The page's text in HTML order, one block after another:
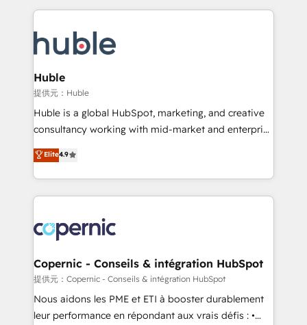
new HubSpot portal with Advanced Website and
CRM Migrations using our in-house "HubScrub" Tool.
entirely around coaching and training. That means
skills, processes, and internal team you need to
attract the right buyers, close deals faster, and grow
without outside dependencies. You’ll learn how to: •
Set up, audit, and organize your HubSpot portal •
Get your sales team fully using HubSpot • Track
pipeline and revenue across the entire buyer journey
growth • Create content and videos that attract
buyers • Use AI to scale smarter Our coaching-led
lasts. So if you're ready to become the most trusted
voice in your market, let’s talk.
Huble
提供元：Huble
Huble is a global HubSpot, marketing, and creative
consultancy working with mid-market and enterprise
businesses. We go beyond implementation, shaping
the strategy, processes, and teams that turn
HubSpot into a genuine growth engine. Named
HubSpot's Global Partner of the Year in 2024,
worldwide, and with over 15 years in the ecosystem,
Huble has built a track record that speaks for itself.
One company, one operating model, delivering
across offices and consulting teams in the UK, USA,
Canada, Germany, France, Belgium, Singapore, and
South Africa. Certified compliant with ISO/IEC
Elite4.9
Copernic - Conseils & intégration HubSpot
提供元：Copernic - Conseils & intégration HubSpot
Nous aidons les PME et ETI à booster durablement
leur performance en répondant aux vrais défis : •